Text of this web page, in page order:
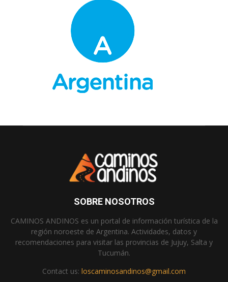
SOBRE NOSOTROS
CAMINOS ANDINOS es un portal de información turística de la
región noroeste de Argentina. Actividades, datos y
recomendaciones para visitar las provincias de Jujuy, Salta y
Tucumán.
Contact us: loscaminosandinos@gmail.com